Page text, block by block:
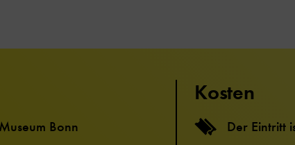
Bonn
Kosten
Der Eintritt